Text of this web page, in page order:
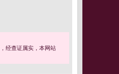
经查证属实，本网站